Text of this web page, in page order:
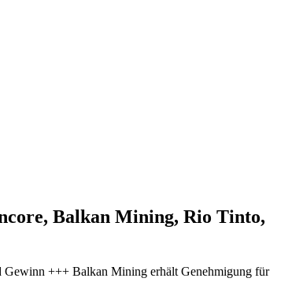
Balkan Mining, Rio Tinto,
Gewinn +++ Balkan Mining erhält Genehmigung für